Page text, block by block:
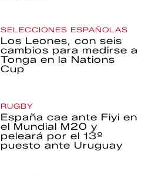
SELECCIONES ESPAÑOLAS
Los Leones, con seis
cambios para medirse a
Tonga en la Nations
Cup
RUGBY
España cae ante Fiyi en
el Mundial M20 y
peleará por el 13º
puesto ante Uruguay